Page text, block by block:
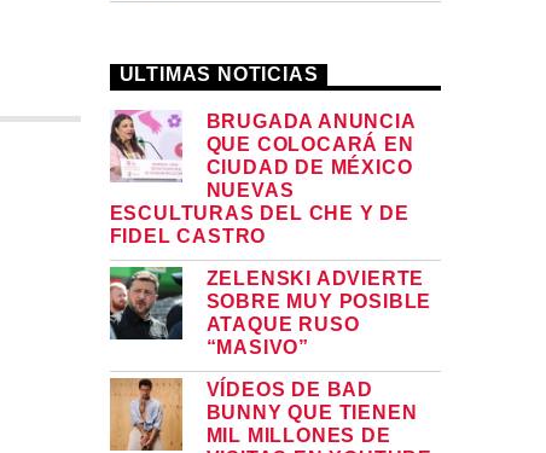
ULTIMAS NOTICIAS
BRUGADA ANUNCIA
QUE COLOCARÁ EN
CIUDAD DE MÉXICO
NUEVAS
ESCULTURAS DEL CHE Y DE
FIDEL CASTRO
ZELENSKI ADVIERTE
SOBRE MUY POSIBLE
ATAQUE RUSO
“MASIVO”
VÍDEOS DE BAD
BUNNY QUE TIENEN
MIL MILLONES DE